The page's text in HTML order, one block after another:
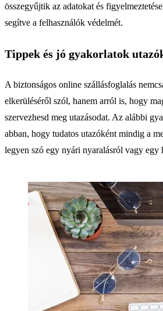
összegyűjtik az adatokat és
segítve a felhasználók védelmét.
Tippek és jó gyakorlatok
A biztonságos online szállásfoglalás
elkerüléséről szól, hanem arról is, hogy
szervezhesd meg utazásodat. Az alábbi
abban, hogy tudatos utazóként mindig a
legyen szó egy nyári nyaralásról vagy egy